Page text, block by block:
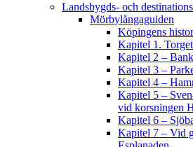
Landsbygds- och
Mörbylångaguiden
Köpingens
Kapitel 1. Torget
Kapitel 2 –
Kapitel 3 –
Kapitel 4 –
Kapitel 5 –
vid korsningen
Kapitel 6 –
Kapitel 7 – Vid